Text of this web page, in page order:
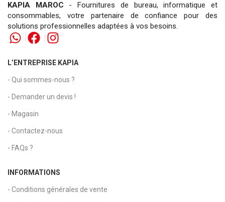
KAPIA MAROC - Fournitures de bureau, informatique et
consommables, votre partenaire de confiance pour des
solutions professionnelles adaptées à vos besoins.
L’ENTREPRISE KAPIA
- Qui sommes-nous ?
- Demander un devis !
- Magasin
- Contactez-nous
- FAQs ?
INFORMATIONS
- Conditions générales de vente